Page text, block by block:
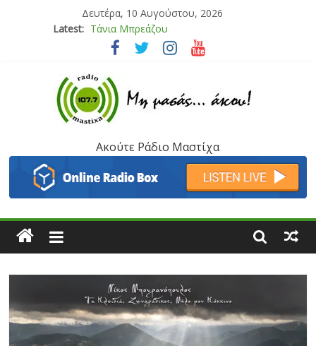
Δευτέρα, 10 Αυγούστου, 2026
Latest: Bliss
Μάνος Τρυπιάς & Γιώργος Στρατάκης
Ιορδάνης Αγαπητός
Μαριάννα Μασάδη
Τάνια Μπρεάζου
Ακούτε Ράδιο Μαστίχα